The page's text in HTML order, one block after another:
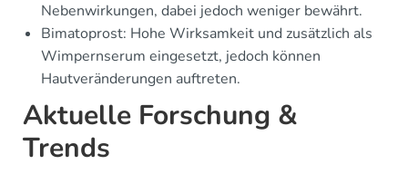
Nebenwirkungen, dabei jedoch weniger bewährt.
Bimatoprost: Hohe Wirksamkeit und zusätzlich als
Wimpernserum eingesetzt, jedoch können
Hautveränderungen auftreten.
Aktuelle Forschung &
Trends